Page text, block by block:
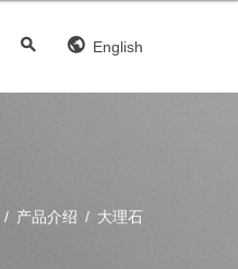
English
/ 产品介绍 / 大理石